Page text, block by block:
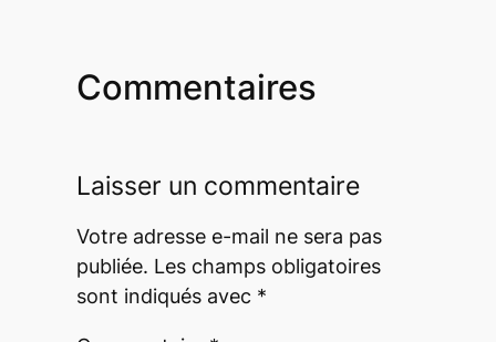
Commentaires
Laisser un commentaire
Votre adresse e-mail ne sera pas
publiée. Les champs obligatoires
sont indiqués avec *